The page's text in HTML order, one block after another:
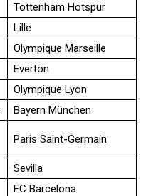
Tottenham Hotspur
Lille
Olympique Marseille
Everton
Olympique Lyon
Bayern München
Paris Saint-Germain
Sevilla
FC Barcelona